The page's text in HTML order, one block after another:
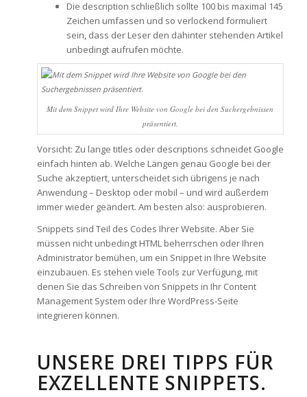
Die description schließlich sollte 100 bis maximal 145
Zeichen umfassen und so verlockend formuliert
sein, dass der Leser den dahinter stehenden Artikel
unbedingt aufrufen möchte.
Mit dem Snippet wird Ihre Website von Google bei den Suchergebnissen
präsentiert.
Vorsicht: Zu lange titles oder descriptions schneidet Google
einfach hinten ab. Welche Längen genau Google bei der
Suche akzeptiert, unterscheidet sich übrigens je nach
Anwendung – Desktop oder mobil – und wird außerdem
immer wieder geändert. Am besten also: ausprobieren.
Snippets sind Teil des Codes Ihrer Website. Aber Sie
müssen nicht unbedingt HTML beherrschen oder Ihren
Administrator bemühen, um ein Snippet in Ihre Website
einzubauen. Es stehen viele Tools zur Verfügung, mit
denen Sie das Schreiben von Snippets in Ihr Content
Management System oder Ihre WordPress-Seite
integrieren können.
UNSERE DREI TIPPS FÜR
EXZELLENTE SNIPPETS.